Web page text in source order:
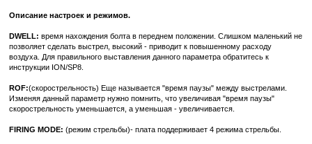
Описание настроек и режимов.
DWELL: время нахождения болта в переднем положении. Слишком маленький не
позволяет сделать выстрел, высокий - приводит к повышенному расходу
воздуха. Для правильного выставления данного параметра обратитесь к
инструкции ION/SP8.
ROF:(скорострельность) Еще называется "время паузы" между выстрелами.
Изменяя данный параметр нужно помнить, что увеличивая "время паузы"
скорострельность уменьшается, а уменьшая - увеличивается.
FIRING MODE: (режим стрельбы)- плата поддерживает 4 режима стрельбы.